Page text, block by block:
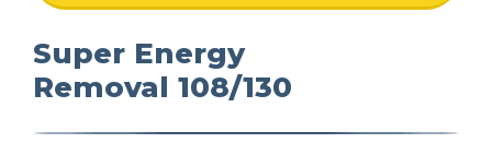
Super Energy
Removal 108/130